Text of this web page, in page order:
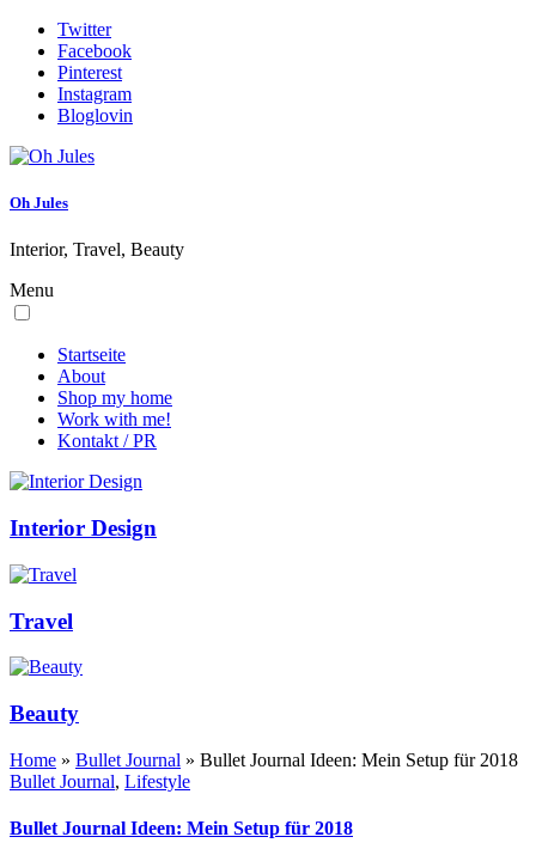
Twitter
Facebook
Pinterest
Instagram
Bloglovin
Oh Jules
Interior, Travel, Beauty
Menu
Startseite
About
Shop my home
Work with me!
Kontakt / PR
Interior Design
Travel
Beauty
Home » Bullet Journal » Bullet Journal Ideen: Mein Setup für 2018
Bullet Journal, Lifestyle
Bullet Journal Ideen: Mein Setup für 2018